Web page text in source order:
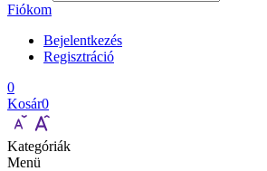
Fiókom
Bejelentkezés
Regisztráció
0
Kosár0
Kategóriák
Menü